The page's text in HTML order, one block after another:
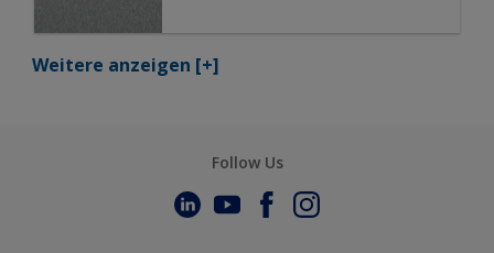
Weitere anzeigen [+]
Follow Us